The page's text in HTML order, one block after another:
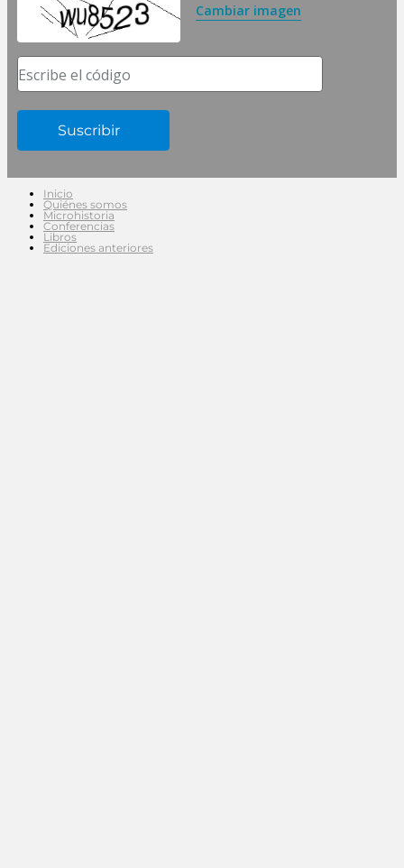
Cambiar imagen
Escribe el código
Inicio
Quiénes somos
Microhistoria
Conferencias
Libros
Ediciones anteriores